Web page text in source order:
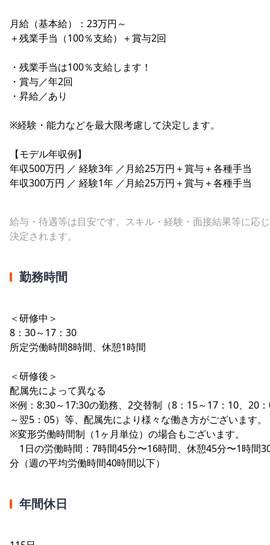
月給（基本給）：23万円～
＋残業手当（100％支給）＋賞与2回
・残業手当は100％支給します！
・賞与／年2回
・昇給／あり
※経験・能力などを最大限考慮して決定します。
【モデル年収例】
年収500万円 ／ 経験3年 ／月給25万円＋賞与＋各種手当
年収300万円 ／ 経験1年 ／月給25万円＋賞与＋各種手当
給与・待遇等は目安です。スキル・経験・面接結果等に応
決定されます。
勤務時間
＜研修中＞
8：30～17：30
所定労働時間8時間、休憩1時間
＜研修後＞
配属先によって異なる
※例：8:30～17:30の勤務、2交替制（8：15～17：10、20
～翌5：05）等、配属先により様々な働き方がございます。
※変形労働時間制（1ヶ月単位）の場合もございます。
1日の労働時間：7時間45分〜16時間、休憩45分〜1時間
分（週の平均労働時間40時間以下）
年間休日